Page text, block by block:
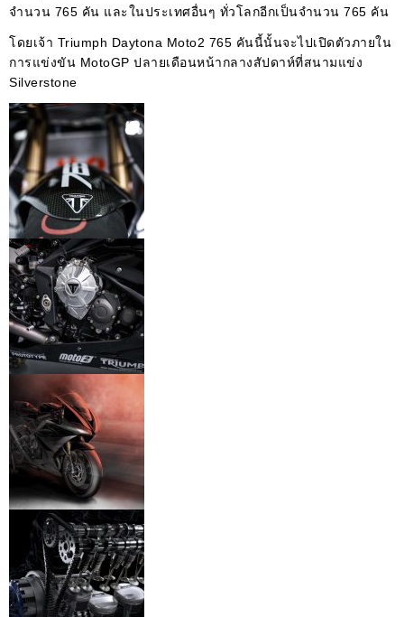
จำนวน 765 คัน และในประเทศอื่นๆ ทั่วโลกอีกเป็นจำนวน 765 คัน
โดยเจ้า Triumph Daytona Moto2 765 คันนี้นั้นจะไปเปิดตัวภายใน
การแข่งขัน MotoGP ปลายเดือนหน้ากลางสัปดาห์ที่สนามแข่ง
Silverstone